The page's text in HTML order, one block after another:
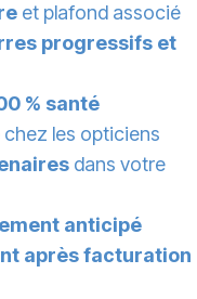
et plafond associé
progressifs et
% santé
chez les opticiens
dans votre
anticipé
après facturation